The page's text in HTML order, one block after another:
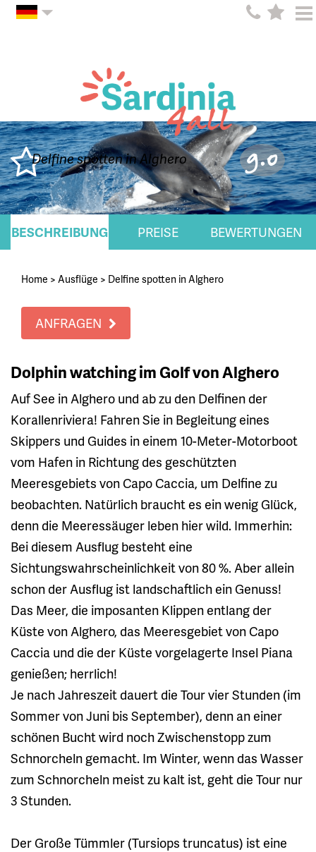
Delfine spotten in Alghero 9.0
BESCHREIBUNG PREISE BEWERTUNGEN
Home > Ausflüge > Delfine spotten in Alghero
ANFRAGEN
Dolphin watching im Golf von Alghero
Auf See in Alghero und ab zu den Delfinen der
Korallenriviera! Fahren Sie in Begleitung eines
Skippers und Guides in einem 10-Meter-Motorboot
vom Hafen in Richtung des geschützten
Meeresgebiets von Capo Caccia, um Delfine zu
beobachten. Natürlich braucht es ein wenig Glück,
denn die Meeressäuger leben hier wild. Immerhin:
Bei diesem Ausflug besteht eine
Sichtungswahrscheinlichkeit von 80 %. Aber allein
schon der Ausflug ist landschaftlich ein Genuss!
Das Meer, die imposanten Klippen entlang der
Küste von Alghero, das Meeresgebiet von Capo
Caccia und die der Küste vorgelagerte Insel Piana
genießen; herrlich!
Je nach Jahreszeit dauert die Tour vier Stunden (im
Sommer von Juni bis September), denn an einer
schönen Bucht wird noch Zwischenstopp zum
Schnorcheln gemacht. Im Winter, wenn das Wasser
zum Schnorcheln meist zu kalt ist, geht die Tour nur
3 Stunden.
Der Große Tümmler (Tursiops truncatus) ist eine